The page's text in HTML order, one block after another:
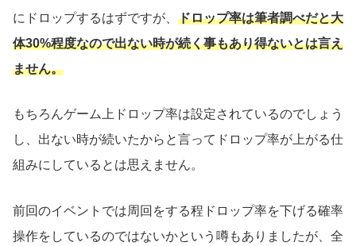
にドロップするはずですが、 ドロップ率は筆者調べだと大
体30%程度なので出ない時が続く事もあり得ないとは言え
ません。
もちろんゲーム上ドロップ率は設定されているのでしょう
し、出ない時が続いたからと言ってドロップ率が上がる仕
組みにしているとは思えません。
前回のイベントでは周回をする程ドロップ率を下げる確率
操作をしているのではないかという噂もありましたが、全